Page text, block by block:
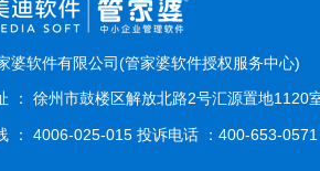
件有限公司(管家婆软件授权服务中心)
： 徐州市鼓楼区解放北路2号汇源置地1120
4006-025-015 投诉电话 ：400-653-0571